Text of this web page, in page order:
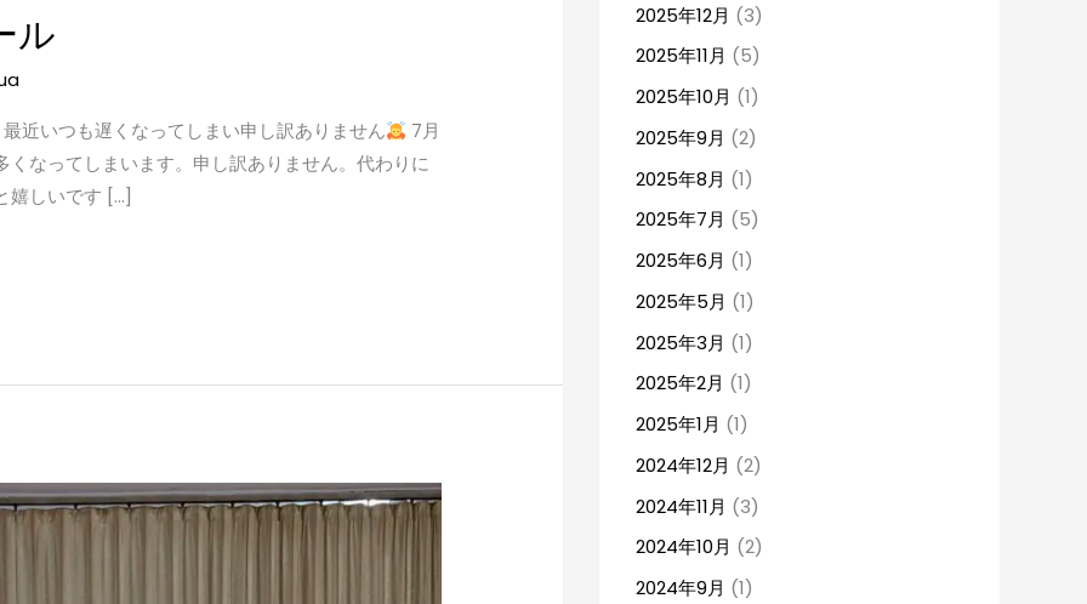
ル
近いつも遅くなってしまい申し訳ありません
7月
なってしまいます。申し訳ありません。代わりに
嬉しいです […]
2025年12月 (3)
2025年11月 (5)
2025年10月 (1)
2025年9月 (2)
2025年8月 (1)
2025年7月 (5)
2025年6月 (1)
2025年5月 (1)
2025年3月 (1)
2025年2月 (1)
2025年1月 (1)
2024年12月 (2)
2024年11月 (3)
2024年10月 (2)
2024年9月 (1)